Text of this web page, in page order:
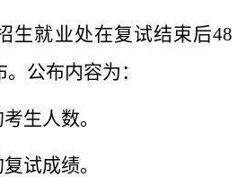
生就业处在复试结束后48
公布内容为：
生人数。
试成绩。